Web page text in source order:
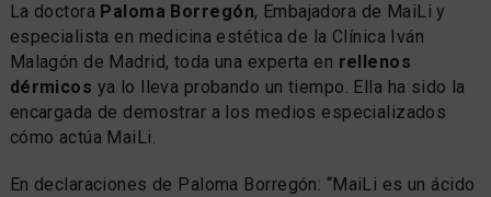
La doctora Paloma Borregón, Embajadora de MaiLi y
especialista en medicina estética de la Clínica Iván
Malagón de Madrid, toda una experta en rellenos
dérmicos ya lo lleva probando un tiempo. Ella ha sido la
encargada de demostrar a los medios especializados
cómo actúa MaiLi.
En declaraciones de Paloma Borregón: “MaiLi es un ácido